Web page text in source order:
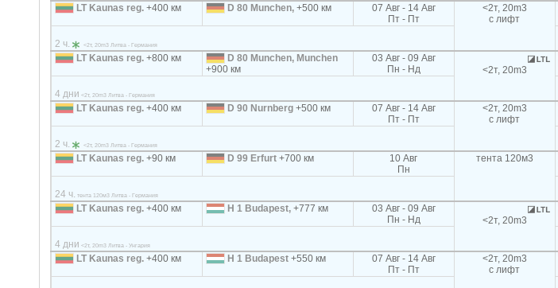
LT Kaunas reg. +400 км D 80 Munchen, +500 км
07 Авг - 14 Авг
Пт - Пт
<2т, 20m3
с лифт
2 ч. <2т, 20m3 Литва - Германия
LT Kaunas reg. +800 км
D 80 Munchen, Munchen
+900 км
03 Авг - 09 Авг
Пн - Нд
<2т, 20m3
4 дни <2т, 20m3 Литва - Германия
LT Kaunas reg. +400 км D 90 Nurnberg +500 км
07 Авг - 14 Авг
Пт - Пт
<2т, 20m3
с лифт
2 ч. <2т, 20m3 Литва - Германия
LT Kaunas reg. +90 км D 99 Erfurt +700 км
10 Авг
Пн
тента 120м3
24 ч. тента 120м3 Литва - Германия
LT Kaunas reg. +400 км H 1 Budapest, +777 км
03 Авг - 09 Авг
Пн - Нд
<2т, 20m3
4 дни <2т, 20m3 Литва - Унгария
LT Kaunas reg. +400 км H 1 Budapest +550 км
07 Авг - 14 Авг
Пт - Пт
<2т, 20m3
с лифт